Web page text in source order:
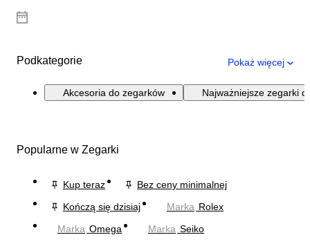
Podkategorie Pokaż więcej
Akcesoria do zegarków Najważniejsze zegarki
Popularne w Zegarki
Kup teraz
Bez ceny minimalnej
Kończą się dzisiaj
Marka Rolex
Marka Omega Marka Seiko